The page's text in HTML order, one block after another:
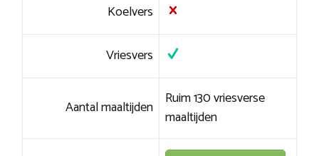
Koelvers
Vriesvers
Aantal maaltijden Ruim 130 vriesverse
maaltijden